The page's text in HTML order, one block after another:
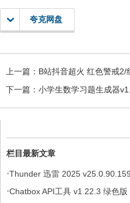
夸克网盘
上一篇： B站抖音超火 红色警戒2/
下一篇： 小学生数学习题生成器
栏目最新文章
·Thunder 迅雷 2025
·Chatbox API工具 v1.22.3 绿色版